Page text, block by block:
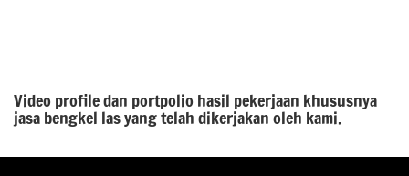
Video profile dan portpolio hasil pekerjaan khususnya
jasa bengkel las yang telah dikerjakan oleh kami.